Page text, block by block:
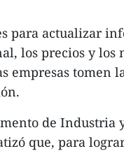
para actualizar
los precios y los
empresas tomen
de Industria
que, para